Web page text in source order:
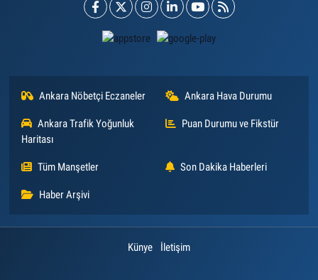
Ankara Nöbetçi Eczaneler Ankara Hava Durumu
Ankara Trafik Yoğunluk
Haritası
Puan Durumu ve Fikstür
Tüm Manşetler Son Dakika Haberleri
Haber Arşivi
Künye İletişim